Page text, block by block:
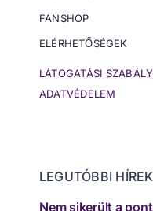
LEGUTÓBBI HÍREK
FANSHOP
ELÉRHETŐSÉGEK
LÁTOGATÁSI
ADATVÉDELEM